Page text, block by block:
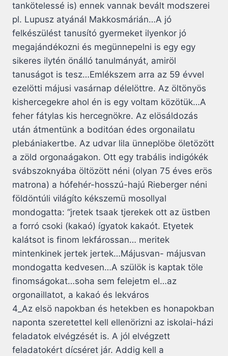
tankötelessé is) ennek vannak bevált modszerei
pl. Lupusz atyánál Makkosmárián…A jó
felkészülést tanusító gyermeket ilyenkor jó
megajándékozni és megünnepelni is egy egy
sikeres ilytén önálló tanulmányát, amiröl
tanuságot is tesz…Emlékszem arra az 59 évvel
ezelötti májusi vasárnap délelöttre. Az öltönyös
kishercegekre ahol én is egy voltam közötük…A
feher fátylas kis hercegnökre. Az elösáldozás
után átmentünk a boditóan édes orgonailatu
plebániakertbe. Az udvar lila ünneplöbe öletözött
a zöld orgonaágakon. Ott egy trabális indigókék
svábszoknyába öltözött néni (olyan 75 éves erös
matrona) a hófehér-hosszú-hajú Rieberger néni
földöntúli világíto kékszemü mosollyal
mondogatta: “jretek tsaak tjerekek ott az üstben
a forró csoki (kakaó) ígyatok kakaót. Etyetek
kalátsot is finom lekfárossan… meritek
mintenkinek jertek jertek…Májusvan- májusvan
mondogatta kedvesen…A szülök is kaptak töle
finomságokat…soha sem felejetm el…az
orgonaillatot, a kakaó és lekváros
4_Az elsö napokban és hetekben es honapokban
naponta szeretettel kell ellenörizni az iskolai-házi
feladatok elvégzését is. A jól elvégzett
feladatokért dícséret jár. Addig kell a